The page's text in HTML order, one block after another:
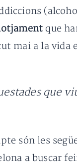
que
mai a la vida
que
són les
a buscar